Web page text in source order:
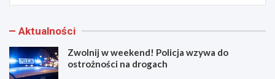
Aktualności
Zwolnij w weekend! Policja wzywa do
ostrożności na drogach